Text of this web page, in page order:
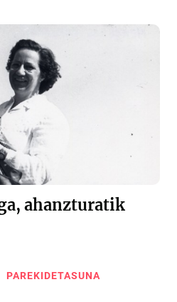
ahanzturatik
PAREKIDETASUNA